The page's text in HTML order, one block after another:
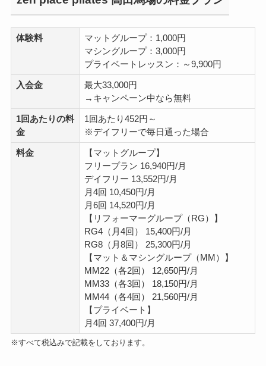
体験料
マットグループ：1,000円
マシングループ：3,000円
プライベートレッスン：～9,900円
入会金
最大33,000円
→キャンペーン中なら無料
1回あたりの料
金
1回あたり452円～
※デイフリーで毎日通った場合
料金
【マットグループ】
フリープラン 16,940円/月
デイフリー 13,552円/月
月4回 10,450円/月
月6回 14,520円/月
【リフォーマーグループ（RG）】
RG4（月4回） 15,400円/月
RG8（月8回） 25,300円/月
【マット＆マシングループ（MM）】
MM22（各2回） 12,650円/月
MM33（各3回） 18,150円/月
MM44（各4回） 21,560円/月
【プライベート】
月4回 37,400円/月
※すべて税込みで記載をしております。